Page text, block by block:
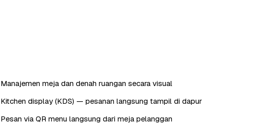
Manajemen meja dan denah ruangan secara visual
Kitchen display (KDS) — pesanan langsung tampil di dapur
Pesan via QR menu langsung dari meja pelanggan